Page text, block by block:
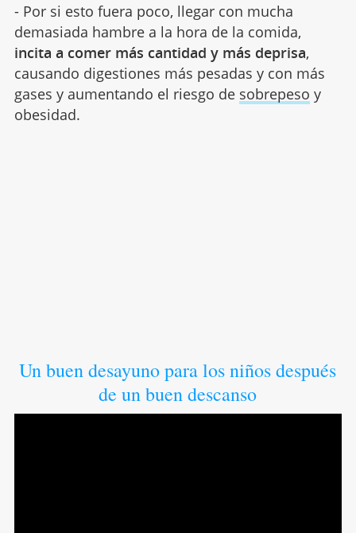
- Por si esto fuera poco, llegar con mucha
demasiada hambre a la hora de la comida,
incita a comer más cantidad y más deprisa,
causando digestiones más pesadas y con más
gases y aumentando el riesgo de sobrepeso y
obesidad.
Un buen desayuno para los niños después
de un buen descanso